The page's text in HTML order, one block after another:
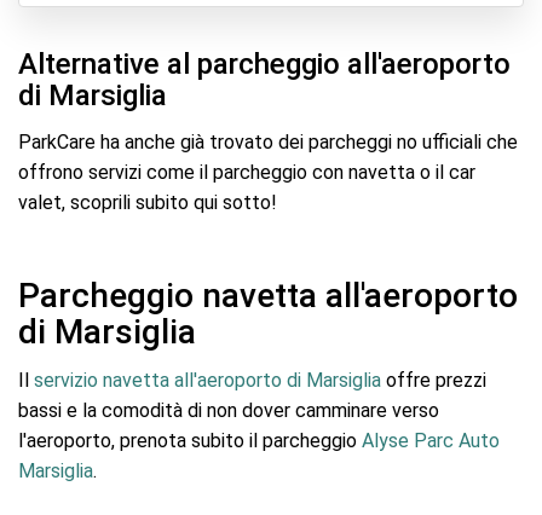
Alternative al parcheggio all'aeroporto
di Marsiglia
ParkCare ha anche già trovato dei parcheggi no ufficiali che
offrono servizi come il parcheggio con navetta o il car
valet, scoprili subito qui sotto!
Parcheggio navetta all'aeroporto
di Marsiglia
Il servizio navetta all'aeroporto di Marsiglia offre prezzi
bassi e la comodità di non dover camminare verso
l'aeroporto, prenota subito il parcheggio Alyse Parc Auto
Marsiglia.